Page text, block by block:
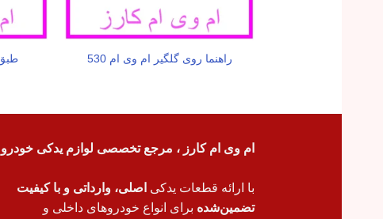
راهنما روی گلگیر ام وی ام 530
ام وی ام کارز ، مرجع تخصصی لوازم یدکی خودرو
با ارائه قطعات یدکی اصلی، وارداتی و با کیفیت
تضمین‌شده برای انواع خودروهای داخلی و